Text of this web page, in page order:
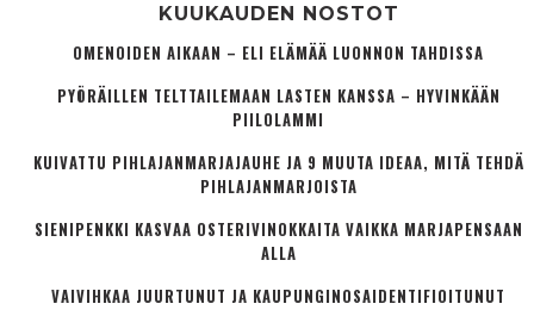
KUUKAUDEN NOSTOT
OMENOIDEN AIKAAN – ELI ELÄMÄÄ LUONNON TAHDISSA
PYÖRÄILLEN TELTTAILEMAAN LASTEN KANSSA – HYVINKÄÄN
PIILOLAMMI
KUIVATTU PIHLAJANMARJAJAUHE JA 9 MUUTA IDEAA, MITÄ TEHDÄ
PIHLAJANMARJOISTA
SIENIPENKKI KASVAA OSTERIVINOKKAITA VAIKKA MARJAPENSAAN
ALLA
VAIVIHKAA JUURTUNUT JA KAUPUNGINOSA­IDENTIFIOITUNUT